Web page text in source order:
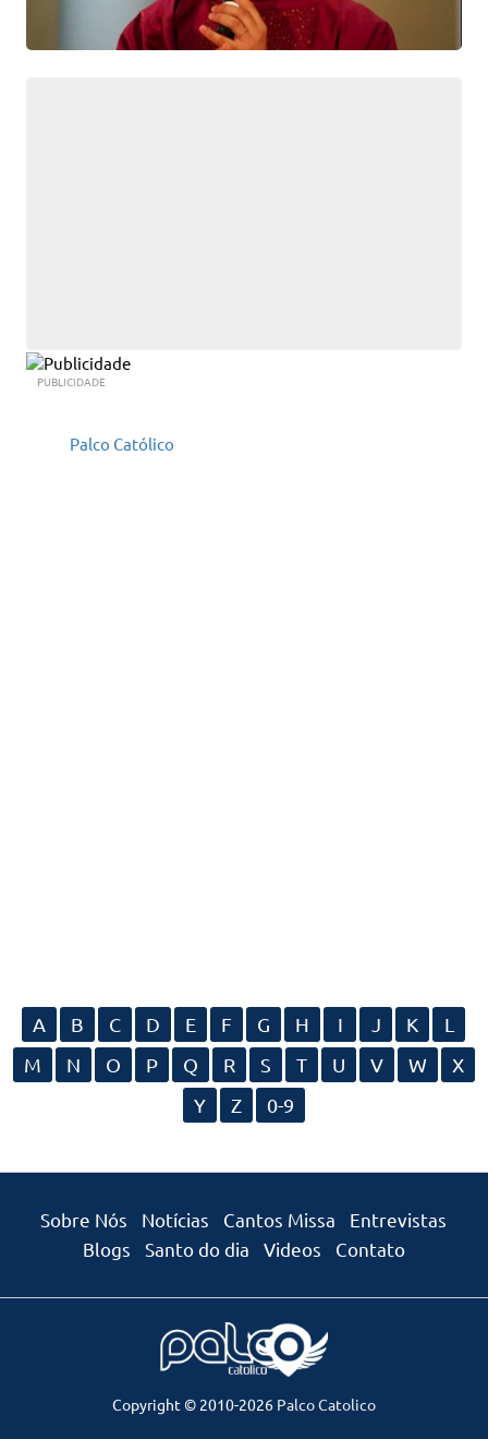
PUBLICIDADE
Palco Católico
A B C D E F G H I J K
L
M
N O P Q R S T U V W
X
Y
Z 0-9
Sobre Nós Notícias Cantos Missa
Entrevistas
Blogs
Santo do dia Videos Contato
Copyright © 2010-2026 Palco Catolico